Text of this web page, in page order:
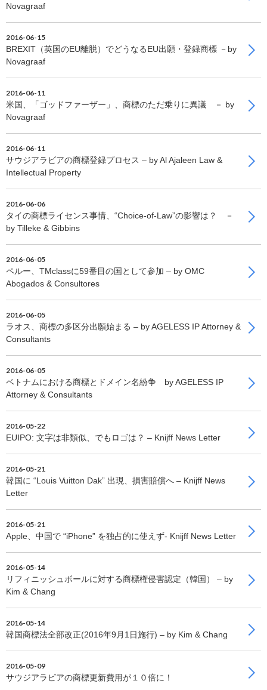
Novagraaf
2016-06-15
BREXIT（英国のEU離脱）でどうなるEU出願・登録商標 －by
Novagraaf
2016-06-11
米国、「ゴッドファーザー」、商標のただ乗りに異議 － by
Novagraaf
2016-06-11
サウジアラビアの商標登録プロセス – by Al Ajaleen Law &
Intellectual Property
2016-06-06
タイの商標ライセンス事情、“Choice-of-Law”の影響は？ －
by Tilleke & Gibbins
2016-06-05
ペルー、TMclassに59番目の国として参加 – by OMC
Abogados & Consultores
2016-06-05
ラオス、商標の多区分出願始まる – by AGELESS IP Attorney &
Consultants
2016-06-05
ベトナムにおける商標とドメイン名紛争 by AGELESS IP
Attorney & Consultants
2016-05-22
EUIPO: 文字は非類似、でもロゴは？ – Knijff News Letter
2016-05-21
韓国に “Louis Vuitton Dak” 出現、損害賠償へ – Knijff News
Letter
2016-05-21
Apple、中国で “iPhone” を独占的に使えず- Knijff News Letter
2016-05-14
リフィニッシュボールに対する商標権侵害認定（韓国） – by
Kim & Chang
2016-05-14
韓国商標法全部改正(2016年9月1日施行) – by Kim & Chang
2016-05-09
サウジアラビアの商標更新費用が１０倍に！